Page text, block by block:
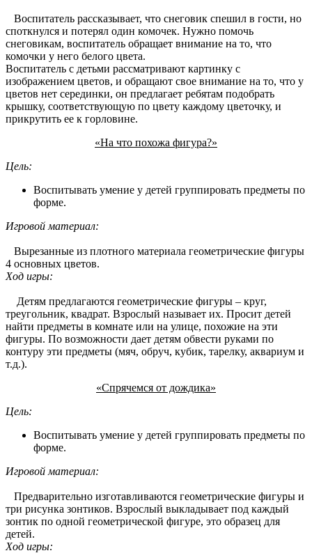
Воспитатель рассказывает, что снеговик спешил в гости, но
споткнулся и потерял один комочек. Нужно помочь
снеговикам, воспитатель обращает внимание на то, что
комочки у него белого цвета.
Воспитатель с детьми рассматривают картинку с
изображением цветов, и обращают свое внимание на то, что у
цветов нет серединки, он предлагает ребятам подобрать
крышку, соответствующую по цвету каждому цветочку, и
прикрутить ее к горловине.
«На что похожа фигура?»
Цель:
Воспитывать умение у детей группировать предметы по
форме.
Игровой материал:
Вырезанные из плотного материала геометрические фигуры
4 основных цветов.
Ход игры:
Детям предлагаются геометрические фигуры – круг,
треугольник, квадрат. Взрослый называет их. Просит детей
найти предметы в комнате или на улице, похожие на эти
фигуры. По возможности дает детям обвести руками по
контуру эти предметы (мяч, обруч, кубик, тарелку, аквариум и
т.д.).
«Спрячемся от дождика»
Цель:
Воспитывать умение у детей группировать предметы по
форме.
Игровой материал:
Предварительно изготавливаются геометрические фигуры и
три рисунка зонтиков. Взрослый выкладывает под каждый
зонтик по одной геометрической фигуре, это образец для
детей.
Ход игры: